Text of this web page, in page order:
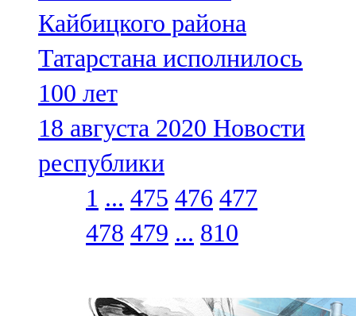
Кайбицкого района
Татарстана исполнилось
100 лет
18 августа 2020 Новости
республики
1 ... 475 476 477
478 479 ... 810